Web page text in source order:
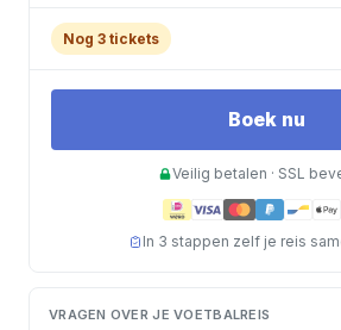
Nog 3 tickets
Boek nu
Veilig betalen · SSL
In 3 stappen zelf je reis
VRAGEN OVER JE VOETBALREIS